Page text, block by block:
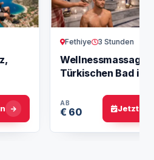
Fethiye 3 Stunden
Wellnessmassage
Türkischen Bad in
AB
€ 60 Jetzt